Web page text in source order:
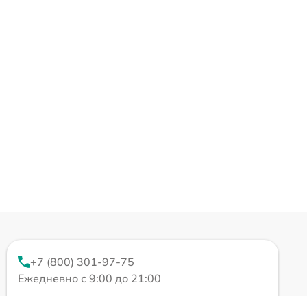
+7 (800) 301-97-75
Ежедневно с 9:00 до 21:00